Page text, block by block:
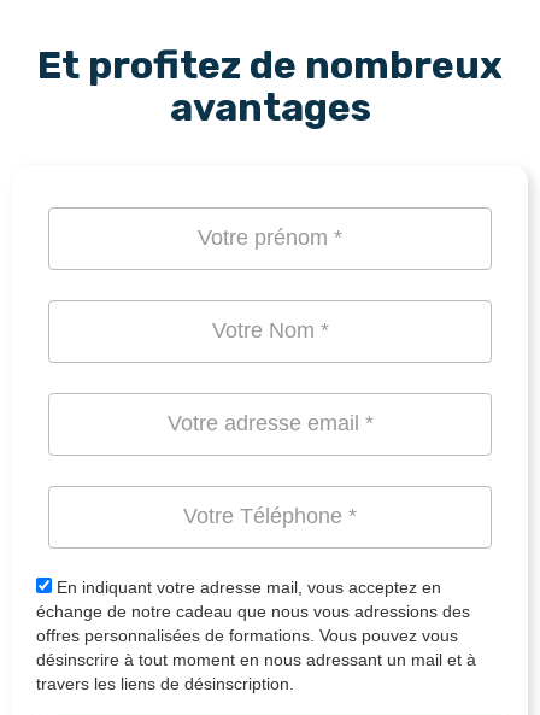
Et profitez de nombreux
avantages
En indiquant votre adresse mail, vous acceptez en
échange de notre cadeau que nous vous adressions des
offres personnalisées de formations. Vous pouvez vous
désinscrire à tout moment en nous adressant un mail et à
travers les liens de désinscription.